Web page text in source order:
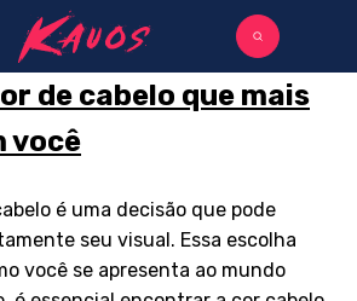
de cabelo que mais
você
é uma decisão que pode
seu visual. Essa escolha
você se apresenta ao mundo